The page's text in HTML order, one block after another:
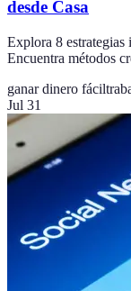
desde Casa
Explora 8 estrategias
Encuentra métodos
ganar dinero fácil
Jul 31